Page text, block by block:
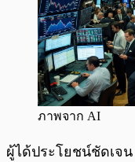
ภาพจาก AI
ผู้ได้ประโยชน์ชัดเจ